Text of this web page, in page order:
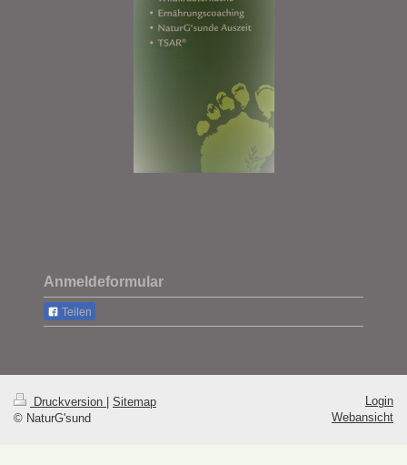
Anmeldeformular
Teilen
Druckversion
Sitemap
© NaturG'sund
Login
Webansicht